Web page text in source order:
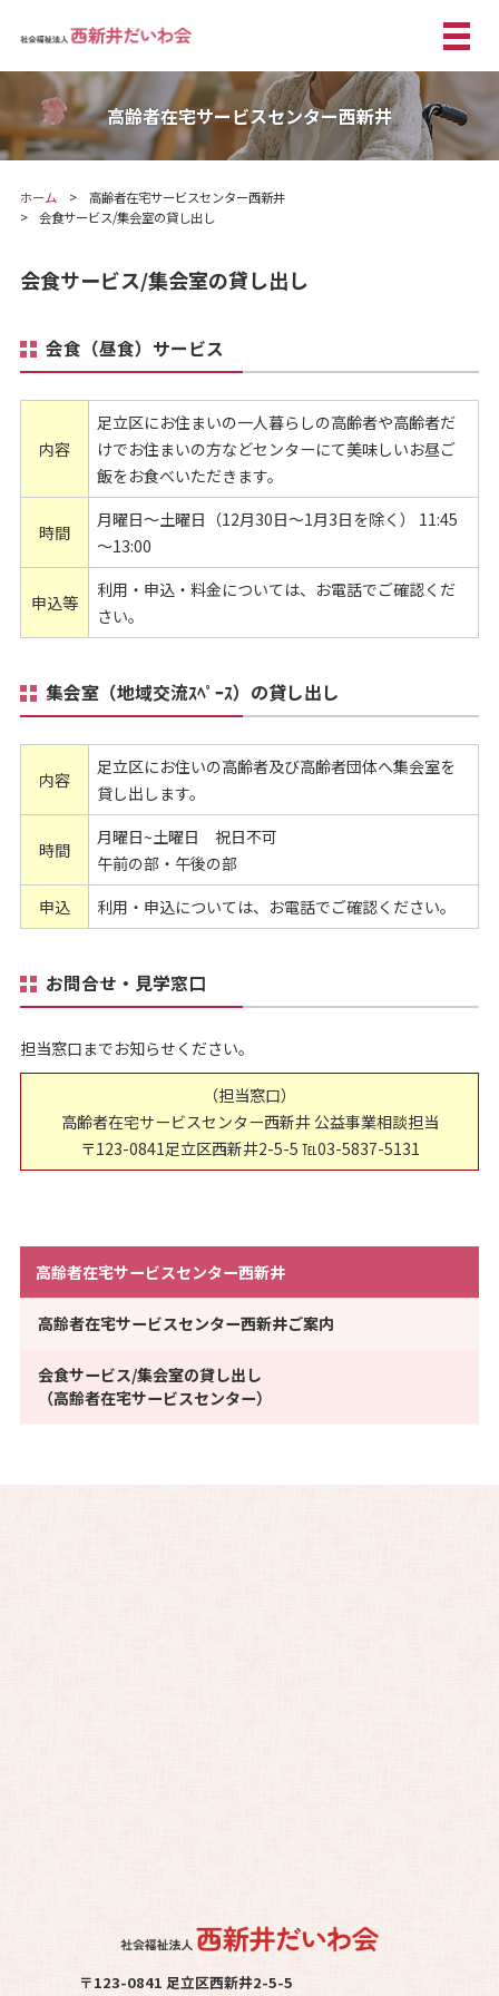
高齢者在宅サービスセンター西新井
ホーム
高齢者在宅サービスセンター西新井
会食サービス/集会室の貸し出し
会食サービス/集会室の貸し出し
会食（昼食）サービス
内容
足立区にお住まいの一人暮らしの高齢者や高齢者だ
けでお住まいの方などセンターにて美味しいお昼ご
飯をお食べいただきます。
時間
月曜日～土曜日（12月30日～1月3日を除く） 11:45
～13:00
申込等
利用・申込・料金については、お電話でご確認くだ
さい。
集会室（地域交流ｽﾍﾟｰｽ）の貸し出し
内容
足立区にお住いの高齢者及び高齢者団体へ集会室を
貸し出します。
時間
月曜日~土曜日 祝日不可
午前の部・午後の部
申込
利用・申込については、お電話でご確認ください。
お問合せ・見学窓口
担当窓口までお知らせください。
（担当窓口）
高齢者在宅サービスセンター西新井 公益事業相談担当
〒123-0841足立区西新井2-5-5 ℡03-5837-5131
高齢者在宅サービスセンター西新井
高齢者在宅サービスセンター西新井ご案内
会食サービス/集会室の貸し出し
（高齢者在宅サービスセンター）
〒123-0841 足立区西新井2-5-5